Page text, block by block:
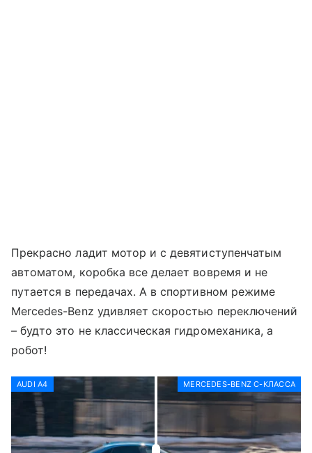
Прекрасно ладит мотор и с девятиступенчатым
автоматом, коробка все делает вовремя и не
путается в передачах. А в спортивном режиме
Mercedes-Benz удивляет скоростью переключений
– будто это не классическая гидромеханика, а
робот!
AUDI A4 MERCEDES-BENZ C-КЛАССА